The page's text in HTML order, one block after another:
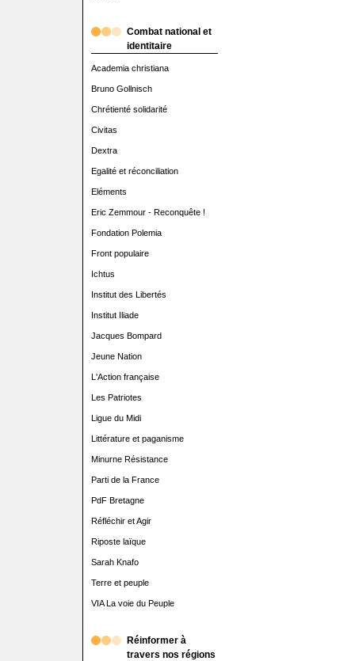
Combat national et
identitaire
Academia christiana
Bruno Gollnisch
Chrétienté solidarité
Civitas
Dextra
Egalité et réconciliation
Eléments
Eric Zemmour - Reconquête !
Fondation Polemia
Front populaire
Ichtus
Institut des Libertés
Institut Iliade
Jacques Bompard
Jeune Nation
L'Action française
Les Patriotes
Ligue du Midi
Littérature et paganisme
Minurne Résistance
Parti de la France
PdF Bretagne
Réfléchir et Agir
Riposte laïque
Sarah Knafo
Terre et peuple
VIA La voie du Peuple
Réinformer à
travers nos régions